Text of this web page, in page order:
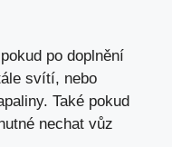
po doplnění
svítí, nebo
Také pokud
nechat vůz